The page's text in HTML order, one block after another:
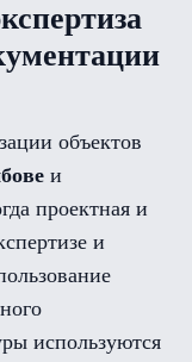
объектов
и
проектная и
и
используются